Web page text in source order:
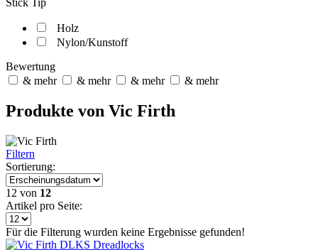
Stick Tip
Holz
Nylon/Kunstoff
Bewertung
& mehr
& mehr & mehr & mehr
Produkte von Vic Firth
Filtern
Sortierung:
12 von 12
Artikel pro Seite:
Für die Filterung wurden keine Ergebnisse gefunden!